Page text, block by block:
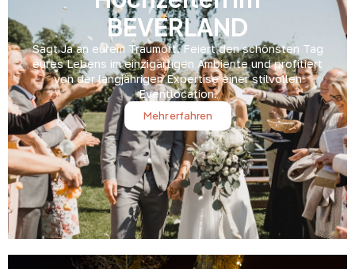
BEVERLAND
Sagt Ja an eurem Traumort. Feiert den schönsten Tag
eures Lebens im einzigartigen Ambiente und profitiert
von der langjährigen Expertise einer stilvollen
Eventlocation.
Mehr erfahren